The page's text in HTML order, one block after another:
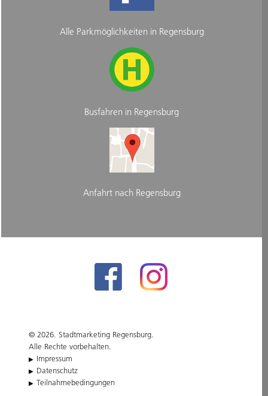
Alle Parkmöglichkeiten in Regensburg
Busfahren in Regensburg
Anfahrt nach Regensburg
© 2026. Stadtmarketing Regensburg.
Alle Rechte vorbehalten.
Impressum
Datenschutz
Teilnahmebedingungen